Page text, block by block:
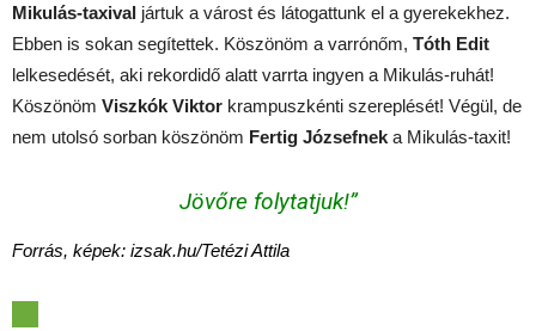
Mikulás-taxival jártuk a várost és látogattunk el a gyerekekhez.
Ebben is sokan segítettek. Köszönöm a varrónőm, Tóth Edit
lelkesedését, aki rekordidő alatt varrta ingyen a Mikulás-ruhát!
Köszönöm Viszkók Viktor krampuszkénti szereplését! Végül, de
nem utolsó sorban köszönöm Fertig Józsefnek a Mikulás-taxit!
Jövőre folytatjuk!”
Forrás, képek: izsak.hu/Tetézi Attila